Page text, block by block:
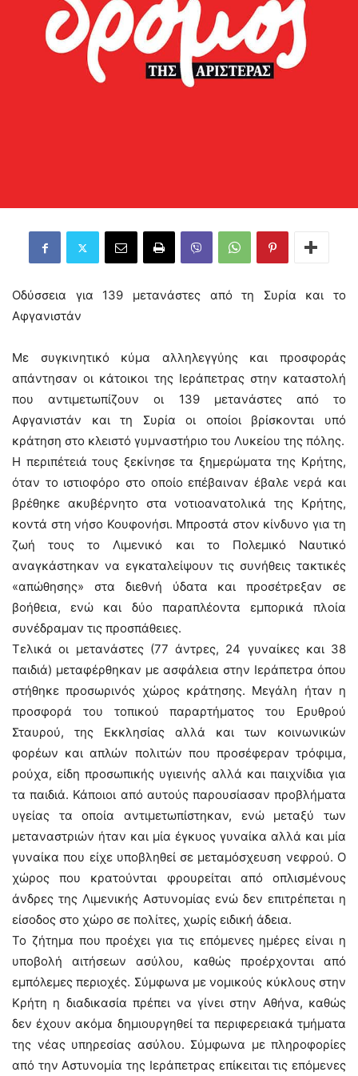
Οδύσσεια για 139 μετανάστες από τη Συρία και το
Αφγανιστάν
Με συγκινητικό κύμα αλληλεγγύης και προσφοράς
απάντησαν οι κάτοικοι της Ιεράπετρας στην καταστολή
που αντιμετωπίζουν οι 139 μετανάστες από το
Αφγανιστάν και τη Συρία οι οποίοι βρίσκονται υπό
κράτηση στο κλειστό γυμναστήριο του Λυκείου της πόλης.
Η περιπέτειά τους ξεκίνησε τα ξημερώματα της Κρήτης,
όταν το ιστιοφόρο στο οποίο επέβαιναν έβαλε νερά και
βρέθηκε ακυβέρνητο στα νοτιοανατολικά της Κρήτης,
κοντά στη νήσο Κουφονήσι. Μπροστά στον κίνδυνο για τη
ζωή τους το Λιμενικό και το Πολεμικό Ναυτικό
αναγκάστηκαν να εγκαταλείψουν τις συνήθεις τακτικές
«απώθησης» στα διεθνή ύδατα και προσέτρεξαν σε
βοήθεια, ενώ και δύο παραπλέοντα εμπορικά πλοία
συνέδραμαν τις προσπάθειες.
Τελικά οι μετανάστες (77 άντρες, 24 γυναίκες και 38
παιδιά) μεταφέρθηκαν με ασφάλεια στην Ιεράπετρα όπου
στήθηκε προσωρινός χώρος κράτησης. Μεγάλη ήταν η
προσφορά του τοπικού παραρτήματος του Ερυθρού
Σταυρού, της Εκκλησίας αλλά και των κοινωνικών
φορέων και απλών πολιτών που προσέφεραν τρόφιμα,
ρούχα, είδη προσωπικής υγιεινής αλλά και παιχνίδια για
τα παιδιά. Κάποιοι από αυτούς παρουσίασαν προβλήματα
υγείας τα οποία αντιμετωπίστηκαν, ενώ μεταξύ των
μεταναστριών ήταν και μία έγκυος γυναίκα αλλά και μία
γυναίκα που είχε υποβληθεί σε μεταμόσχευση νεφρού. Ο
χώρος που κρατούνται φρουρείται από οπλισμένους
άνδρες της Λιμενικής Αστυνομίας ενώ δεν επιτρέπεται η
είσοδος στο χώρο σε πολίτες, χωρίς ειδική άδεια.
Το ζήτημα που προέχει για τις επόμενες ημέρες είναι η
υποβολή αιτήσεων ασύλου, καθώς προέρχονται από
εμπόλεμες περιοχές. Σύμφωνα με νομικούς κύκλους στην
Κρήτη η διαδικασία πρέπει να γίνει στην Αθήνα, καθώς
δεν έχουν ακόμα δημιουργηθεί τα περιφερειακά τμήματα
της νέας υπηρεσίας ασύλου. Σύμφωνα με πληροφορίες
από την Αστυνομία της Ιεράπετρας επίκειται τις επόμενες